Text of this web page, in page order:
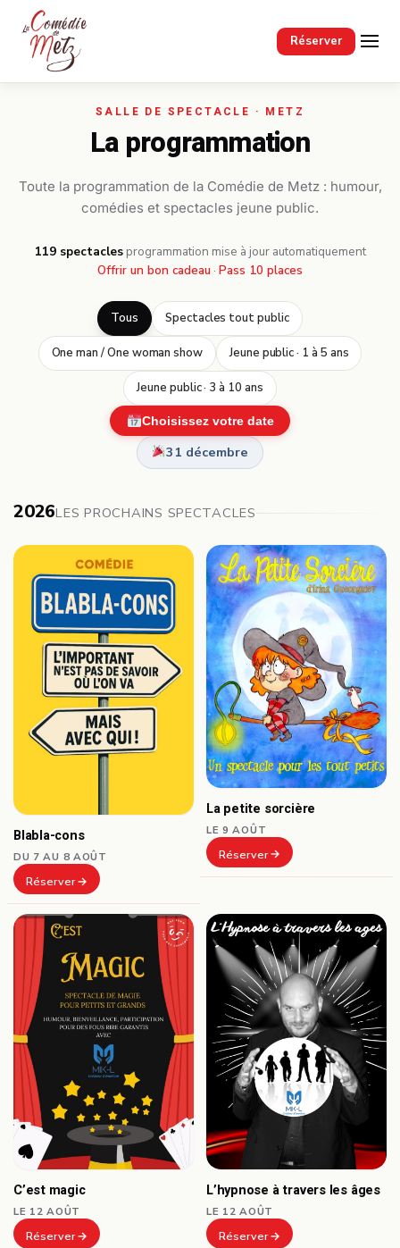
Réserver
Passer au contenu principal
La programmation
Toute la programmation de la Comédie de Metz : humour,
comédies et spectacles jeune public.
119 spectacles· programmation mise à jour automatiquement
Offrir un bon cadeau · Pass 10 places
Tous Spectacles tout public
One man / One woman show Jeune public · 1 à 5 ans
Jeune public · 3 à 10 ans
Choisissez votre date
31 décembre
2026LES PROCHAINS SPECTACLES
Blabla-cons
DU 7 AU 8 AOÛT
Réserver
La petite sorcière
LE 9 AOÛT
Réserver
C’est magic
LE 12 AOÛT
Réserver
L’hypnose à travers les âges
LE 12 AOÛT
Réserver